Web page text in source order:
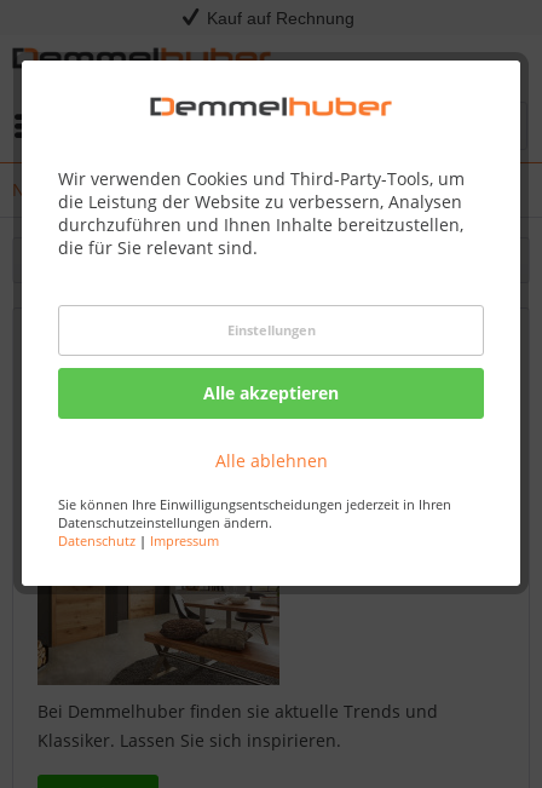
Kauf auf Rechnung
Wir verwenden Cookies und Third-Party-Tools, um
die Leistung der Website zu verbessern, Analysen
durchzuführen und Ihnen Inhalte bereitzustellen,
die für Sie relevant sind.
Einstellungen
Alle akzeptieren
Alle ablehnen
Sie können Ihre Einwilligungsentscheidungen jederzeit in Ihren
Datenschutzeinstellungen ändern.
Datenschutz| Impressum
News
Filtern
Neue Innentüren für ein gemütliches
Zuhause – Entdecken Sie unsere große
Auswahl!
Bei Demmelhuber finden sie aktuelle Trends und
Klassiker. Lassen Sie sich inspirieren.